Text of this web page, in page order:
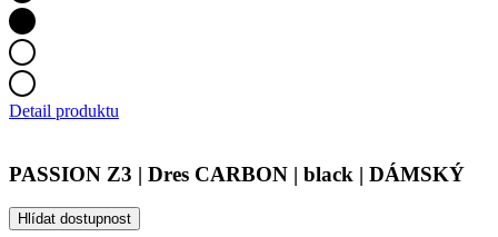
Detail produktu
PASSION Z3 | Dres CARBON | black | DÁMSKÝ
Hlídat dostupnost